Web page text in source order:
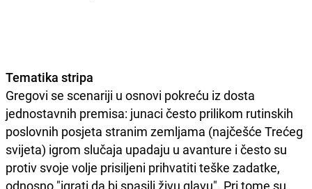
Tematika stripa
Gregovi se scenariji u osnovi pokreću iz dosta
jednostavnih premisa: junaci često prilikom rutinskih
poslovnih posjeta stranim zemljama (najčešće Trećeg
svijeta) igrom slučaja upadaju u avanture i često su
protiv svoje volje prisiljeni prihvatiti teške zadatke,
odnosno "igrati da bi spasili živu glavu". Pri tome su